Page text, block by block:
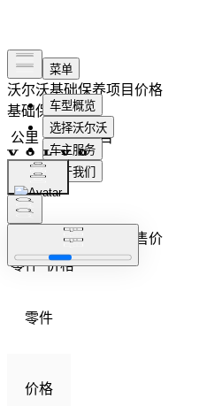
沃尔沃基础保养项目价格
基础保养项目
公里
项目
项目
基础保养零件建议零售价
零件 价格
零件
价格